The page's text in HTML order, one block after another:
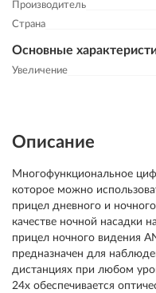
Производитель
Страна
Основные
Увеличение
Описание
Многофункциональное
которое можно
прицел дневного и
качестве ночной насадки
прицел ночного видения
предназначен для
дистанциях при любом
24х обеспечивается